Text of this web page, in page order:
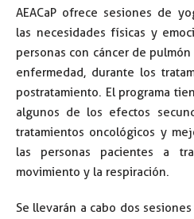
AEACaP ofrece sesiones de
las necesidades físicas y
personas con cáncer de
enfermedad, durante los
postratamiento. El programa
algunos de los efectos
tratamientos oncológicos y
las personas pacientes a
movimiento y la respiración.
Se llevarán a cabo dos